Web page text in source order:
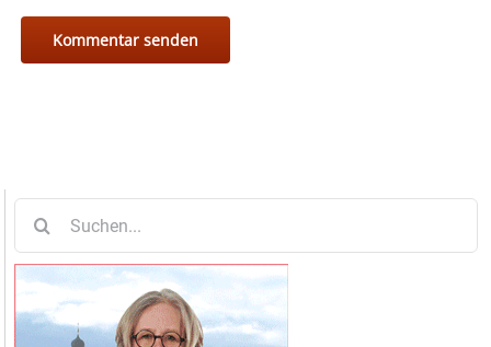
nach: